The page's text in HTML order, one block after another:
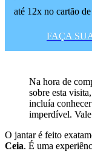
até 12x no cartão
FAÇA
Na hora de
sobre esta
incluía
imperdível.
O jantar é feito
Ceia. É uma